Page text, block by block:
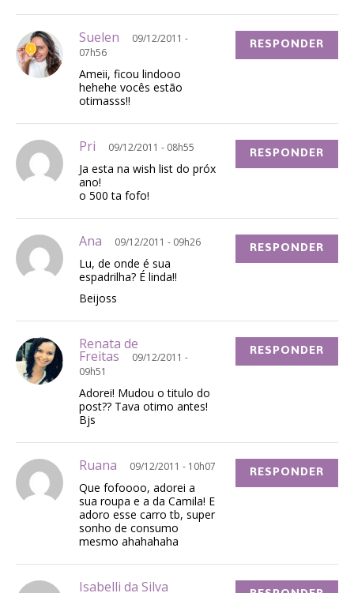
Suelen
09/12/2011 -
07h56
Ameii, ficou lindooo
hehehe vocês estão
otimasss!!
RESPONDER
Pri 09/12/2011 - 08h55
Ja esta na wish list do próx
ano!
o 500 ta fofo!
RESPONDER
Ana 09/12/2011 - 09h26
Lu, de onde é sua
espadrilha? É linda!!
Beijoss
RESPONDER
Renata de
Freitas
09/12/2011 -
09h51
Adorei! Mudou o titulo do
post?? Tava otimo antes!
Bjs
RESPONDER
Ruana 09/12/2011 - 10h07
Que fofoooo, adorei a
sua roupa e a da Camila! E
adoro esse carro tb, super
sonho de consumo
mesmo ahahahaha
RESPONDER
Isabelli da Silva